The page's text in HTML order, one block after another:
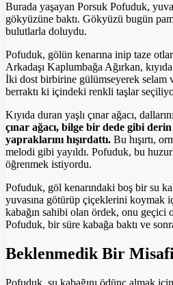
Burada yaşayan Porsuk Pofuduk,
gökyüzüne baktı. Gökyüzü bugün
bulutlarla doluydu.
Pofuduk, gölün kenarına inip taze
Arkadaşı Kaplumbağa Ağırkan,
İki dost birbirine gülümseyerek selam
berraktı ki içindeki renkli taşlar
Kıyıda duran yaşlı çınar ağacı,
çınar ağacı, bilge bir dede gibi
yapraklarını hışırdattı. Bu hışırtı,
melodi gibi yayıldı. Pofuduk, bu
öğrenmek istiyordu.
Pofuduk, göl kenarındaki boş bir su
yuvasına götürüp çiçeklerini koymak
kabağın sahibi olan ördek, onu geçici
Pofuduk, bir süre kabağa baktı ve
Beklenmedik Bir
Pofuduk, su kabağını ödünç almak